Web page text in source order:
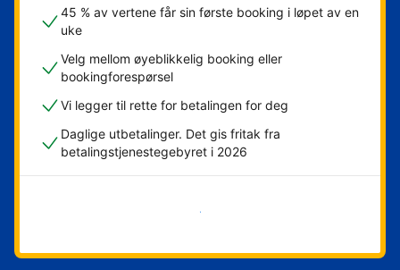
45 % av vertene får sin første booking i løpet av en
uke
Velg mellom øyeblikkelig booking eller
bookingforespørsel
Vi legger til rette for betalingen for deg
Daglige utbetalinger. Det gis fritak fra
betalingstjenestegebyret i 2026
Kom i gang nå